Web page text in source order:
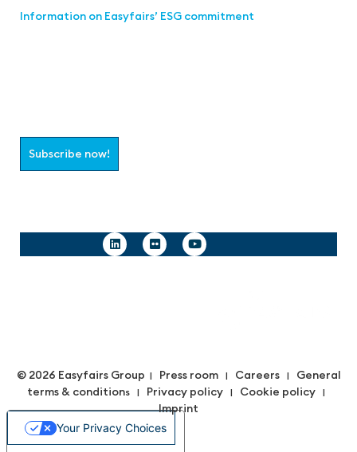
Information on Easyfairs’ ESG commitment
Subscribe now!
© 2026 Easyfairs Group | Press room| Careers| General
terms & conditions | Privacy policy | Cookie policy |
Imprint
Your Privacy Choices